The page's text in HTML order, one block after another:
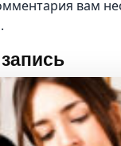
вам
.